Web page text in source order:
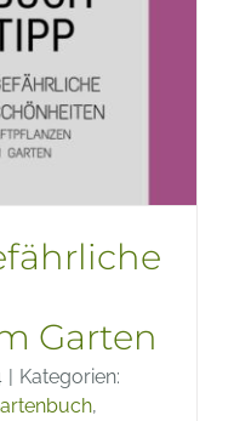
Garten
| Kategorien:
,